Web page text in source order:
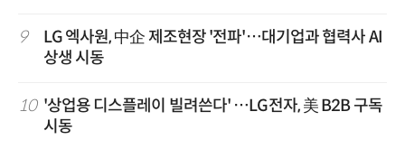
9
LG 엑사원, 中企 제조현장 '전파'…대기업과 협력사 AI
상생 시동
10 '상업용 디스플레이 빌려쓴다' …LG전자, 美 B2B 구독
시동